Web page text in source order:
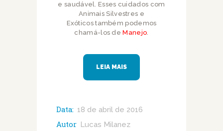
e saudável. Esses cuidados com
Animais Silvestres e
Exóticos também podemos
chamá-los deManejo.
LEIA MAIS
Data: 18 de abril de 2016
Autor Lucas Milanez